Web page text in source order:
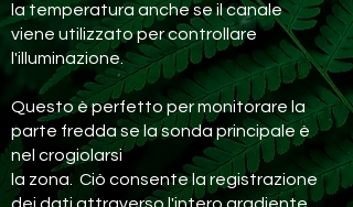
la temperatura anche se il canale
viene utilizzato per controllare
l'illuminazione.
Questo è perfetto per monitorare la
parte fredda se la sonda principale è
nel crogiolarsi
la zona. Ciò consente la registrazione